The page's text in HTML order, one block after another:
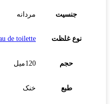
جنسیت مردانه
نوع غلظت de toilette
حجم 120میل
طبع خنک